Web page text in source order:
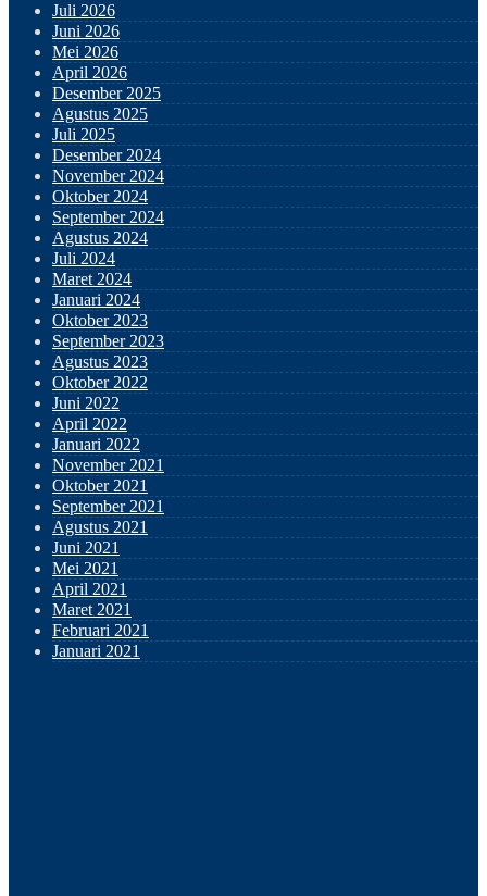
Juli 2026
Juni 2026
Mei 2026
April 2026
Desember 2025
Agustus 2025
Juli 2025
Desember 2024
November 2024
Oktober 2024
September 2024
Agustus 2024
Juli 2024
Maret 2024
Januari 2024
Oktober 2023
September 2023
Agustus 2023
Oktober 2022
Juni 2022
April 2022
Januari 2022
November 2021
Oktober 2021
September 2021
Agustus 2021
Juni 2021
Mei 2021
April 2021
Maret 2021
Februari 2021
Januari 2021